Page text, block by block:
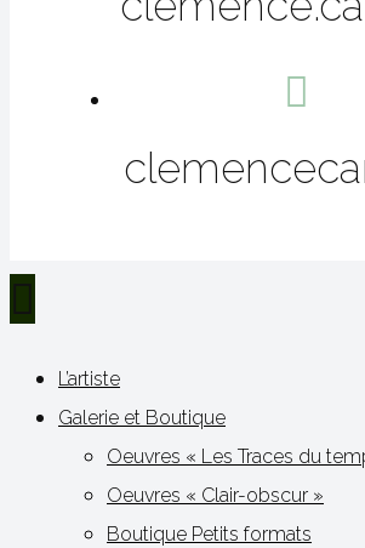
L’artiste
Galerie et Boutique
Oeuvres « Les Traces du
Oeuvres « Clair-obscur »
Boutique Petits formats